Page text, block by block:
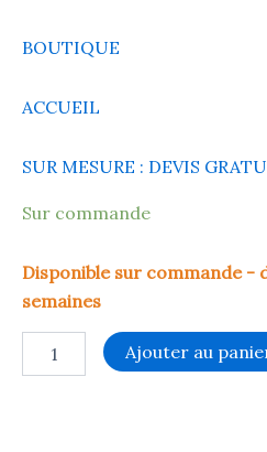
BOUTIQUE
ACCUEIL
SUR MESURE : DEVIS
Sur commande
Disponible sur commande -
semaines
Ajouter au